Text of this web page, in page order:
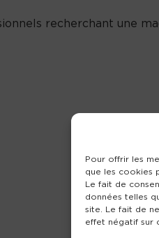
Pour offrir les
que les cookies
Le fait de
données telles
site. Le fait de
effet négatif sur
recherchant une